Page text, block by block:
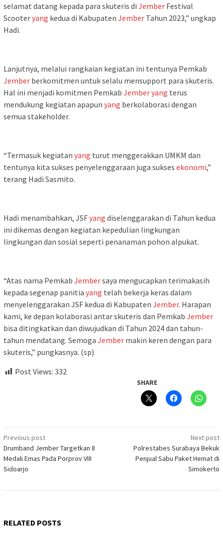
selamat datang kepada para skuteris di Jember Festival
Scooteryang kedua di Kabupaten Jember Tahun 2023,” ungkap
Hadi.
Lanjutnya, melalui rangkaian kegiatan ini tentunya Pemkab
Jember berkomitmen untuk selalu mensupport para skuteris.
Hal ini menjadi komitmen Pemkab Jemberyang terus
mendukung kegiatan apapun yang berkolaborasi dengan
semua stakeholder.
“Termasuk kegiatan yang turut menggerakkan UMKM dan
tentunya kita sukses penyelenggaraan juga sukses ekonomi,”
terang Hadi Sasmito.
Hadi menambahkan, JSFyang diselenggarakan di Tahun kedua
ini dikemas dengan kegiatan kepedulian lingkungan
lingkungan dan sosial seperti penanaman pohon alpukat.
“Atas nama Pemkab Jembersaya mengucapkan terimakasih
kepada segenap panitia yang telah bekerja keras dalam
menyelenggarakan JSF kedua di Kabupaten Jember. Harapan
kami, ke depan kolaborasi antar skuteris dan Pemkab Jember
bisa ditingkatkan dan diwujudkan di Tahun 2024 dan tahun-
tahun mendatang. Semoga Jember makin keren dengan para
skuteris,” pungkasnya. (sp)
Post Views: 332
SHARE
Post
navigation
Previous post
Drumband Jember Targetkan 8
Medali Emas Pada Porprov VIII
Sidoarjo
Next post
Polrestabes Surabaya Bekuk
Penjual Sabu Paket Hemat di
Simokerto
RELATED POSTS